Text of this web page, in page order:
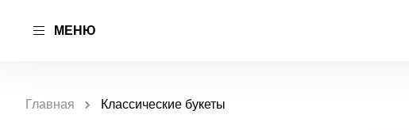
МЕНЮ
Главная Классические букеты